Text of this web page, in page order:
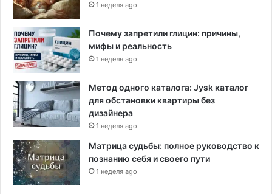
1 неделя ago
Почему запретили глицин: причины,
мифы и реальность
1 неделя ago
Метод одного каталога: Jysk каталог
для обстановки квартиры без
дизайнера
1 неделя ago
Матрица судьбы: полное руководство к
познанию себя и своего пути
1 неделя ago